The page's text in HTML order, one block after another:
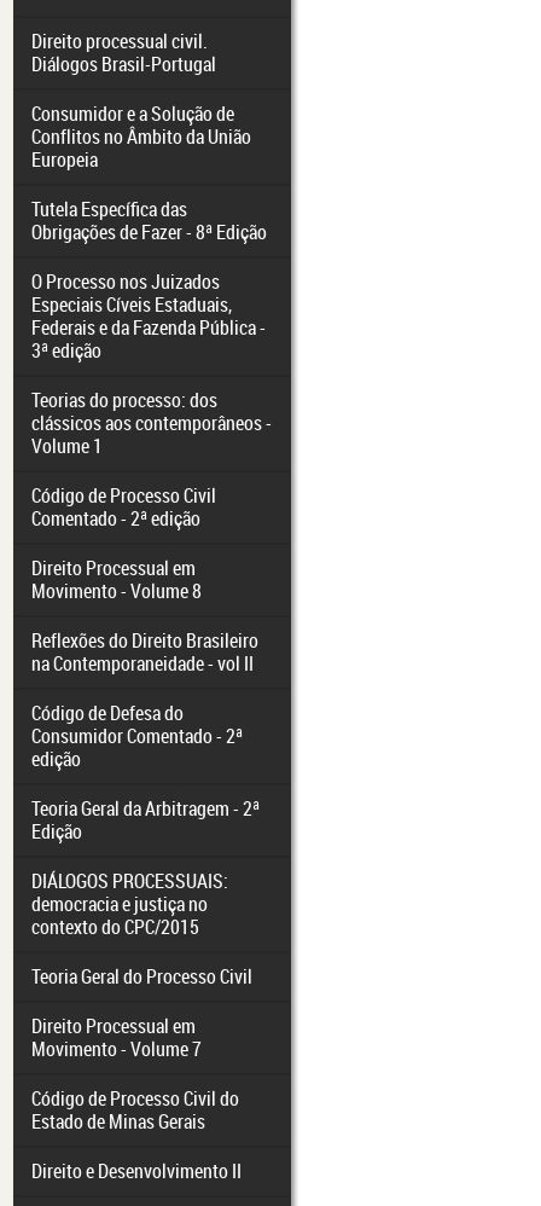
Direito processual civil.
Diálogos Brasil-Portugal
Consumidor e a Solução de
Conflitos no Âmbito da União
Europeia
Tutela Específica das
Obrigações de Fazer - 8ª Edição
O Processo nos Juizados
Especiais Cíveis Estaduais,
Federais e da Fazenda Pública -
3ª edição
Teorias do processo: dos
clássicos aos contemporâneos -
Volume 1
Código de Processo Civil
Comentado - 2ª edição
Direito Processual em
Movimento - Volume 8
Reflexões do Direito Brasileiro
na Contemporaneidade - vol II
Código de Defesa do
Consumidor Comentado - 2ª
edição
Teoria Geral da Arbitragem - 2ª
Edição
DIÁLOGOS PROCESSUAIS:
democracia e justiça no
contexto do CPC/2015
Teoria Geral do Processo Civil
Direito Processual em
Movimento - Volume 7
Código de Processo Civil do
Estado de Minas Gerais
Direito e Desenvolvimento II